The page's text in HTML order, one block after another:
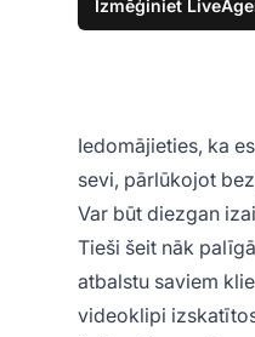
Izmēģiniet
Iedomājieties, ka
sevi, pārlūkojot
Var būt diezgan
Tieši šeit nāk
atbalstu saviem
videoklipi